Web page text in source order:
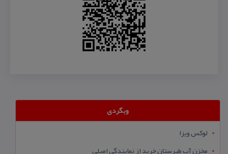
وبگردی
لوکس ویزا
مخزن آب طبرستان خرید از نمایندگی اصلی